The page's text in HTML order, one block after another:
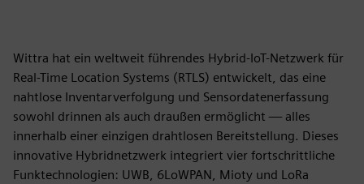
Wittra hat ein weltweit führendes Hybrid-IoT-Netzwerk für
Real-Time Location Systems (RTLS) entwickelt, das eine
nahtlose Inventarverfolgung und Sensordatenerfassung
sowohl drinnen als auch draußen ermöglicht — alles
innerhalb einer einzigen drahtlosen Bereitstellung. Dieses
innovative Hybridnetzwerk integriert vier fortschrittliche
Funktechnologien: UWB, 6LoWPAN, Mioty und LoRa